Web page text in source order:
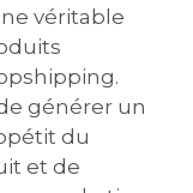
véritable
générer un
du
et de